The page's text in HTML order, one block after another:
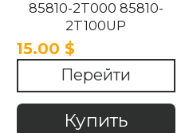
85810-2T000 85810-
2T100UP
858102T100UP
858102T000 Kia
Optima 2010 -2015.
15.00 $
Перейти
Купить